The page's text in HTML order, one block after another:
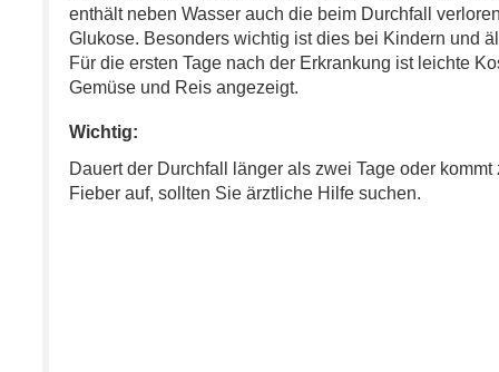
enthält neben Wasser auch die beim Durchfall
Glukose. Besonders wichtig ist dies bei Kindern und
Für die ersten Tage nach der Erkrankung ist leichte
Gemüse und Reis angezeigt.
Wichtig:
Dauert der Durchfall länger als zwei Tage oder
Fieber auf, sollten Sie ärztliche Hilfe suchen.